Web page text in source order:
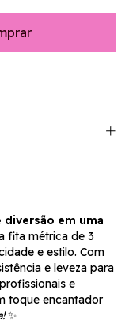
diversão em uma
fita métrica de 3
e estilo. Com
e leveza para
e
toque encantador
✨